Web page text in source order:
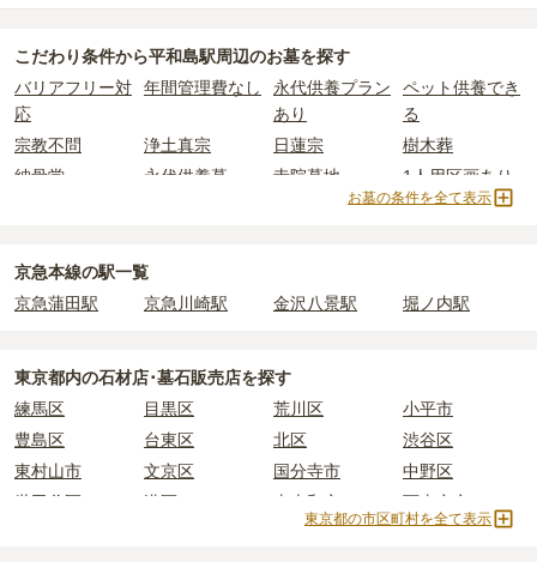
なお、お墓によっては以下の費用が別途かかる場合があります。
・開眼法要の費用：お墓を新しく建てた際に行う儀式のための費
用。僧侶に渡すお布施がかかります。
・納骨式の費用
：お墓に遺骨を納める儀式のための費用。僧侶に渡
すお布施、会食などの費用がかかります。
：お墓の管理費。契約後、毎年発生するケースがあり
正確な費用は、区画や石材の選び方によって大きく変わるため、見
積もりを取るまで確定しません。
現地への見学が難しい場合は、資料請求でも各霊園の詳しい料金案
内を取り寄せることができます。
価格の目安は、1名あたり5万円〜30万円程度です。
平和島駅周辺で安価なお墓を探したい場合は、
替えてお墓を探すのがおすすめです。
公営霊園は民営の霊園と異なり、契約にあたって応募資格が設けら
主な条件として、遺骨がすでにある、該当の市区町村に一定年数以
上住んでいるなどが挙げられます。
条件を満たさない場合は、申し込み自体ができないことも多いた
め、事前の確認が重要です。
契約条件の詳細は、各霊園のページをご確認いただくか、資料請求
詳しくは、平和島駅周辺の永代供養の一覧をご覧ください。
こだわり条件から平和島駅周辺のお墓を探す
バリアフリー対
応
年間管理費なし
永代供養プラン
あり
ペット供養でき
る
宗教不問
浄土真宗 日蓮宗
樹木葬
納骨堂
永代供養墓 寺院墓地
1人用区画あり
お墓の条件を全て表示
京急本線の駅一覧
京急蒲田駅
京急川崎駅 金沢八景駅 堀ノ内駅
東京都内の石材店･墓石販売店を探す
練馬区
目黒区 荒川区
小平市
豊島区
台東区 北区
渋谷区
東村山市
文京区 国分寺市
中野区
世田谷区
港区 東大和市
西東京市
東京都の市区町村を全て表示